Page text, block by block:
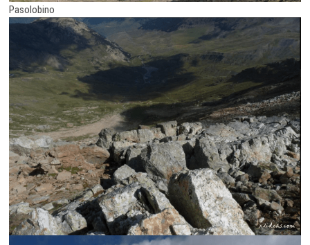
Pasolobino